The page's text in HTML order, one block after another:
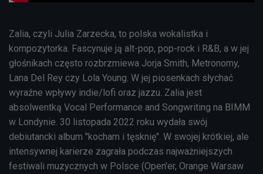
Zalia, czyli Julia Zarzecka, to polska wokalistka i
kompozytorka. Fascynuje ją alt-pop, pop-rock i R&B, a w jej
głośnikach często rozbrzmiewa Jorja Smith, Metronomy,
Lana Del Rey czy Lola Young. W jej piosenkach słychać
wyraźne wpływy indie/lofi oraz jazzu. Zalia jest
absolwentką Vocal Performance and Songwriting na BIMM
w Londynie. 30 listopada 2022 roku wydała swój
debiutancki album "kocham i tęsknię". W swojej krótkiej, ale
intensywnej karierze zagrała podczas najważniejszych
festiwali muzycznych w Polsce (Open'er, Orange Warsaw